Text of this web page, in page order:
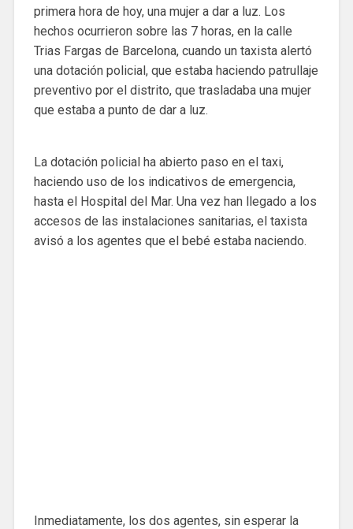
primera hora de hoy, una mujer a dar a luz. Los
hechos ocurrieron sobre las 7 horas, en la calle
Trias Fargas de Barcelona, ​​cuando un taxista alertó
una dotación policial, que estaba haciendo patrullaje
preventivo por el distrito, que trasladaba una mujer
que estaba a punto de dar a luz.
La dotación policial ha abierto paso en el taxi,
haciendo uso de los indicativos de emergencia,
hasta el Hospital del Mar. Una vez han llegado a los
accesos de las instalaciones sanitarias, el taxista
avisó a los agentes que el bebé estaba naciendo.
Inmediatamente, los dos agentes, sin esperar la